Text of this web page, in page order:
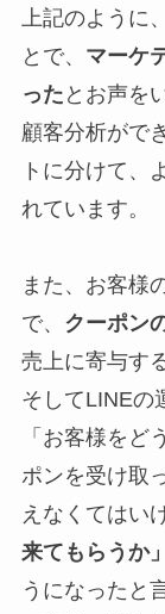
上記のように
とで、 マーケ
った とお声を
顧客分析がで
トに分けて、
れています。
また、お客様
で、 クーポン
売上に寄与す
そしてLINEの
「お客様をど
ポンを受け取
えなくてはい
来てもらうか
うになったと